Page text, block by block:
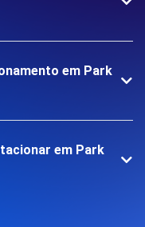
em Park
em Park